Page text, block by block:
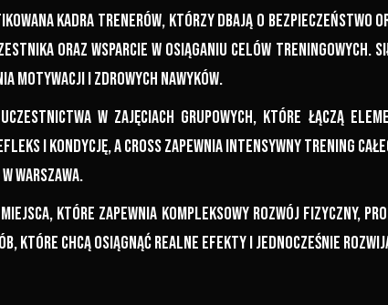
kadra trenerów, którzy dbają o bezpieczeństwo
oraz wsparcie w osiąganiu celów treningowych.
motywacji i zdrowych nawyków.
w zajęciach grupowych, które łączą
i kondycję, a cross zapewnia intensywny trening
Warszawa.
miejsca, które zapewnia kompleksowy rozwój fizyczny,
które chcą osiągnąć realne efekty i jednocześnie